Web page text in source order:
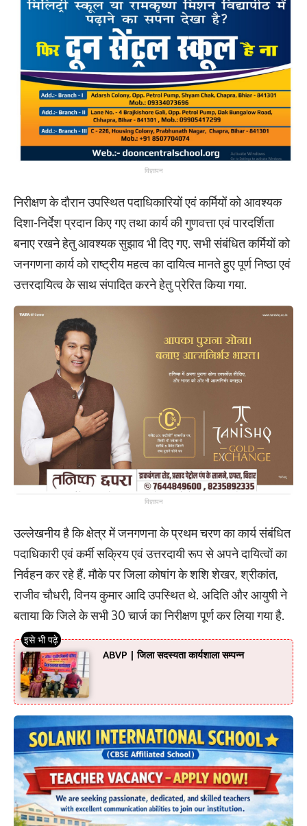
विज्ञापन
निरीक्षण के दौरान उपस्थित पदाधिकारियों एवं कर्मियों को आवश्यक
दिशा-निर्देश प्रदान किए गए तथा कार्य की गुणवत्ता एवं पारदर्शिता
बनाए रखने हेतु आवश्यक सुझाव भी दिए गए. सभी संबंधित कर्मियों को
जनगणना कार्य को राष्ट्रीय महत्व का दायित्व मानते हुए पूर्ण निष्ठा एवं
उत्तरदायित्व के साथ संपादित करने हेतु प्रेरित किया गया.
विज्ञापन
उल्लेखनीय है कि क्षेत्र में जनगणना के प्रथम चरण का कार्य संबंधित
पदाधिकारी एवं कर्मी सक्रिय एवं उत्तरदायी रूप से अपने दायित्वों का
निर्वहन कर रहे हैं. मौके पर जिला कोषांग के शशि शेखर, श्रीकांत,
राजीव चौधरी, विनय कुमार आदि उपस्थित थे. अदिति और आयुषी ने
बताया कि जिले के सभी 30 चार्ज का निरीक्षण पूर्ण कर लिया गया है.
ABVP | जिला सदस्यता कार्यशाला सम्पन्न